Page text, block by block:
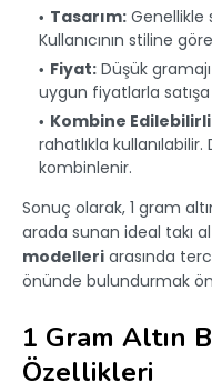
Tasarım: Genellikle
Kullanıcının stiline
Fiyat: Düşük
uygun fiyatlarla
Kombine
rahatlıkla kullanılabilir.
kombinlenir.
Sonuç olarak, 1 gram
arada sunan ideal takı
modelleri arasında
önünde bulundurmak
1 Gram Altın
Özellikleri